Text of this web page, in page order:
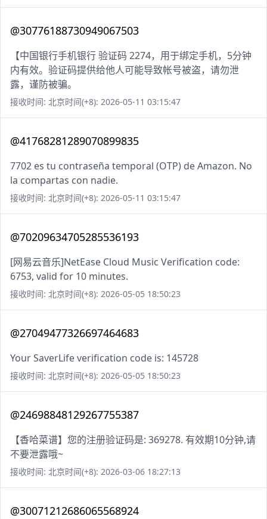
@30776188730949067503
【中国银行手机银行 验证码 2274，用于绑定手机，5分钟
内有效。验证码提供给他人可能导致帐号被盗，请勿泄
露，谨防被骗。
接收时间: 北京时间(+8): 2026-05-11 03:15:47
@41768281289070899835
7702 es tu contraseña temporal (OTP) de Amazon. No
la compartas con nadie.
接收时间: 北京时间(+8): 2026-05-11 03:15:47
@70209634705285536193
[网易云音乐]NetEase Cloud Music Verification code:
6753, valid for 10 minutes.
接收时间: 北京时间(+8): 2026-05-05 18:50:23
@27049477326697464683
Your SaverLife verification code is: 145728
接收时间: 北京时间(+8): 2026-05-05 18:50:23
@24698848129267755387
【香哈菜谱】您的注册验证码是: 369278. 有效期10分钟,请
不要泄露哦~
接收时间: 北京时间(+8): 2026-03-06 18:27:13
@30071212686065568924